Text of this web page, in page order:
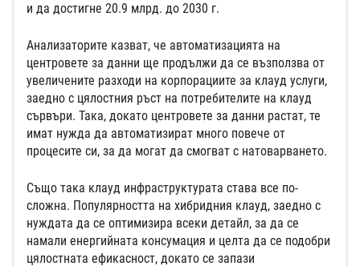
и да достигне 20.9 млрд. до 2030 г.
Анализаторите казват, че автоматизацията на
центровете за данни ще продължи да се възползва от
увеличените разходи на корпорациите за клауд услуги,
заедно с цялостния ръст на потребителите на клауд
сървъри. Така, докато центровете за данни растат, те
имат нужда да автоматизират много повече от
процесите си, за да могат да смогват с натоварването.
Също така клауд инфраструктурата става все по-
сложна. Популярността на хибридния клауд, заедно с
нуждата да се оптимизира всеки детайл, за да се
намали енергийната консумация и целта да се подобри
цялостната ефикасност, докато се запази